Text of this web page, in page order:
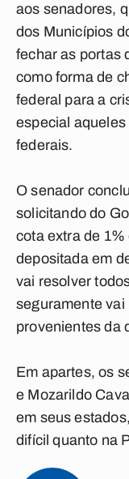
aos senadores,
dos Municípios
fechar as portas
como forma de
federal para a
especial
federais.
O senador
solicitando do
cota extra de
depositada em
vai resolver
seguramente
provenientes da
Em apartes, os
e Mozarildo
em seus
difícil quanto na